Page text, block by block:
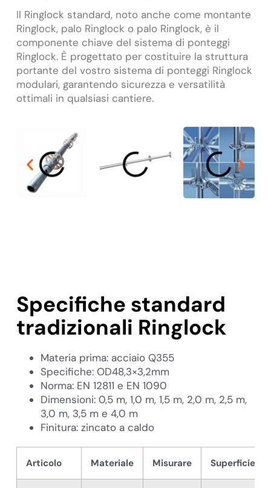
Il Ringlock standard, noto anche come montante
Ringlock, palo Ringlock o palo Ringlock, è il
componente chiave del sistema di ponteggi
Ringlock. È progettato per costituire la struttura
portante del vostro sistema di ponteggi Ringlock
modulari, garantendo sicurezza e versatilità
ottimali in qualsiasi cantiere.
Specifiche standard
tradizionali Ringlock
Materia prima: acciaio Q355
Specifiche: OD48,3×3,2mm
Norma: EN 12811 e EN 1090
Dimensioni: 0,5 m, 1,0 m, 1,5 m, 2,0 m, 2,5 m,
3,0 m, 3,5 m e 4,0 m
Finitura: zincato a caldo
Articolo Materiale Misurare Superficie